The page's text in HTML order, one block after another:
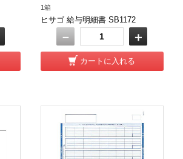
1箱
ヒサゴ 給与明細書 SB1172
－ ＋
カートに入れる